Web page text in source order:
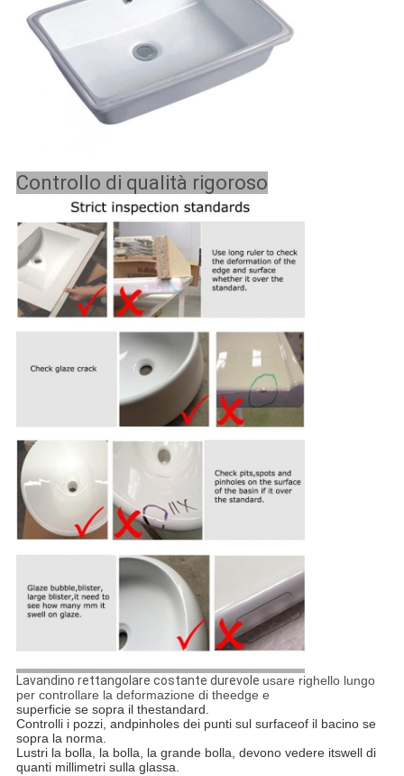
Controllo di qualità rigoroso
Lavandino rettangolare costante durevole usare righello lungo
per controllare la deformazione di theedge e
superficie se sopra il thestandard.
Controlli i pozzi, andpinholes dei punti sul surfaceof il bacino se
sopra la norma.
Lustri la bolla, la bolla, la grande bolla, devono vedere itswell di
quanti millimetri sulla glassa.